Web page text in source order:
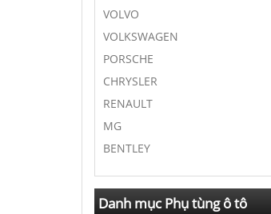
VOLVO
VOLKSWAGEN
PORSCHE
CHRYSLER
RENAULT
MG
BENTLEY
Danh mục Phụ tùng ô tô